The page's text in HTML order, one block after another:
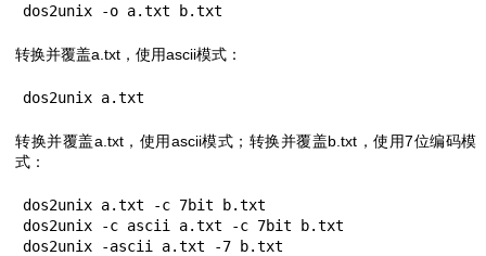
dos2unix -o a.txt b.txt
转换并覆盖a.txt，使用ascii模式：
dos2unix a.txt
转换并覆盖a.txt，使用ascii模式；转换并覆盖b.txt，使用7位编码模
式：
dos2unix a.txt -c 7bit b.txt
dos2unix -c ascii a.txt -c 7bit b.txt
dos2unix -ascii a.txt -7 b.txt